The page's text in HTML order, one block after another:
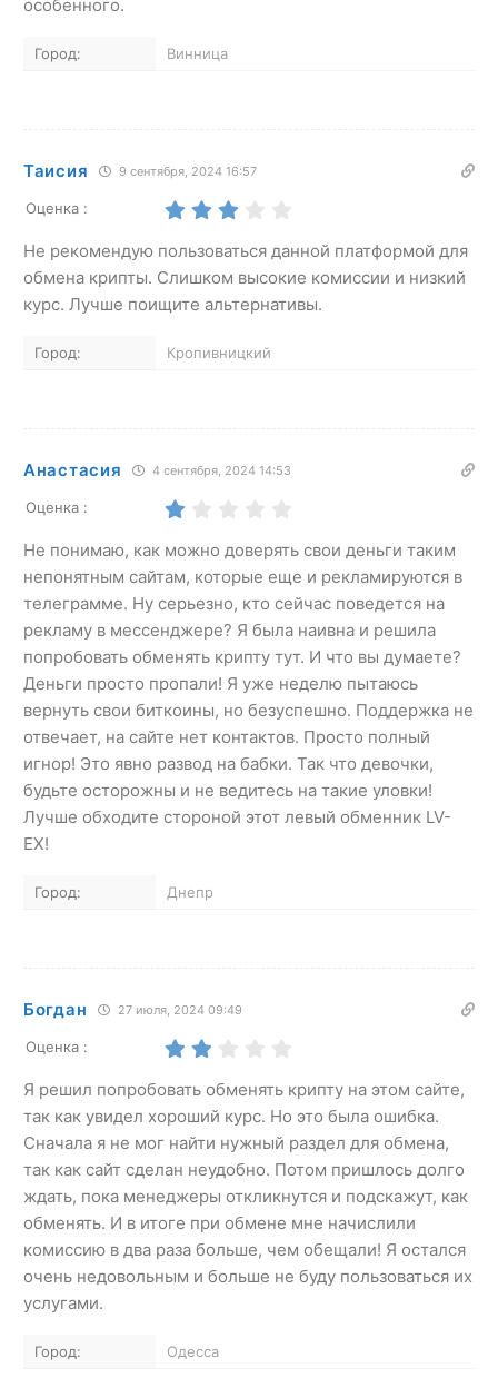
особенного.
Город: Винница
Таисия 9 сентября, 2024 16:57
Оценка :
Не рекомендую пользоваться данной платформой для
обмена крипты. Слишком высокие комиссии и низкий
курс. Лучше поищите альтернативы.
Город: Кропивницкий
Анастасия 4 сентября, 2024 14:53
Оценка :
Не понимаю, как можно доверять свои деньги таким
непонятным сайтам, которые еще и рекламируются в
телеграмме. Ну серьезно, кто сейчас поведется на
рекламу в мессенджере? Я была наивна и решила
попробовать обменять крипту тут. И что вы думаете?
Деньги просто пропали! Я уже неделю пытаюсь
вернуть свои биткоины, но безуспешно. Поддержка не
отвечает, на сайте нет контактов. Просто полный
игнор! Это явно развод на бабки. Так что девочки,
будьте осторожны и не ведитесь на такие уловки!
Лучше обходите стороной этот левый обменник LV-
EX!
Город: Днепр
Богдан 27 июля, 2024 09:49
Оценка :
Я решил попробовать обменять крипту на этом сайте,
так как увидел хороший курс. Но это была ошибка.
Сначала я не мог найти нужный раздел для обмена,
так как сайт сделан неудобно. Потом пришлось долго
ждать, пока менеджеры откликнутся и подскажут, как
обменять. И в итоге при обмене мне начислили
комиссию в два раза больше, чем обещали! Я остался
очень недовольным и больше не буду пользоваться их
услугами.
Город: Одесса